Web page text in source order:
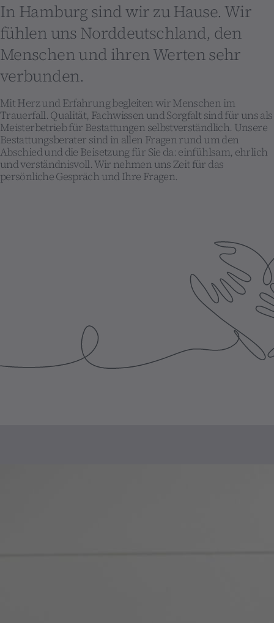
In Hamburg sind wir zu Hause. Wir
fühlen uns Norddeutschland, den
Menschen und ihren Werten sehr
verbunden.
Mit Herz und Erfahrung begleiten wir Menschen im
Trauerfall. Qualität, Fachwissen und Sorgfalt sind für uns als
Meisterbetrieb für Bestattungen selbstverständlich. Unsere
Bestattungsberater sind in allen Fragen rund um den
Abschied und die Beisetzung für Sie da: einfühlsam, ehrlich
und verständnisvoll. Wir nehmen uns Zeit für das
persönliche Gespräch und Ihre Fragen.